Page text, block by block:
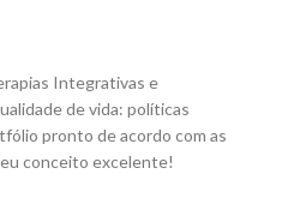
Integrativas e
de vida: políticas
pronto de acordo com as
conceito excelente!